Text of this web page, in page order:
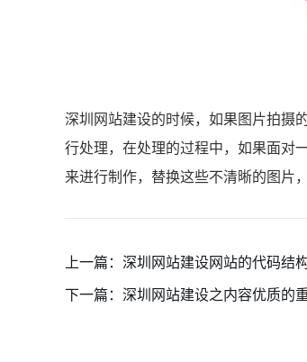
深圳网站建设的时候，如果图片拍摄
行处理，在处理的过程中，如果面对
来进行制作，替换这些不清晰的图片
上一篇： 深圳网站建设网站的代码结
下一篇： 深圳网站建设之内容优质的重